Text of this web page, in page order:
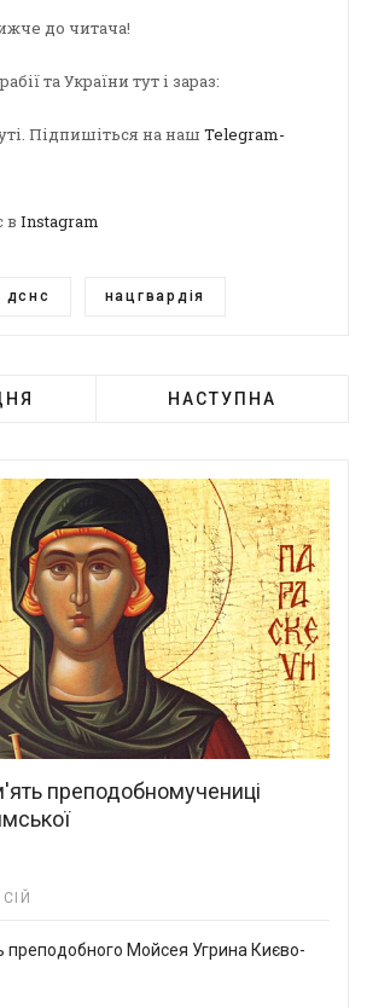
до читача!
та України тут і зараз:
Підпишіться на наш Telegram-
в Instagram
дснс нацгвардія
НАСТУПНА
преподобномучениці
преподобного Мойсея Угрина Києво-